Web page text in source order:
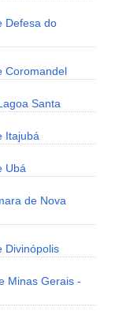
Defesa do
Coromandel
Santa
Itajubá
Ubá
de Nova
Divinópolis
Minas Gerais -